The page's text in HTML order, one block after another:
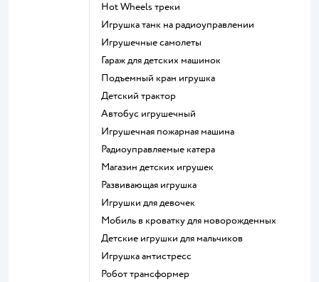
Hot Wheels треки
Игрушка танк на радиоуправлении
Игрушечные самолеты
Гараж для детских машинок
Подъемный кран игрушка
Детский трактор
Автобус игрушечный
Игрушечная пожарная машина
Радиоуправляемые катера
Магазин детских игрушек
Развивающая игрушка
Игрушки для девочек
Мобиль в кроватку для новорожденных
Детские игрушки для мальчиков
Игрушка антистресс
Робот трансформер